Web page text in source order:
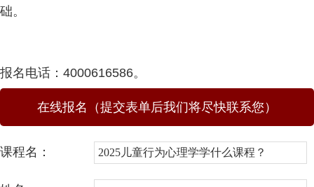
础。
报名电话：4000616586。
在线报名（提交表单后我们将尽快联系您）
课程名：